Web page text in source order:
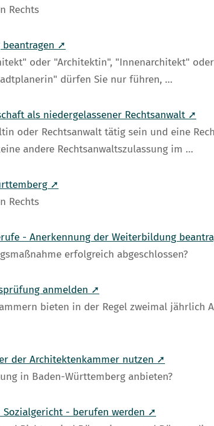
Rechts
➚
oder "Architektin", "Innenarchitekt"
dürfen Sie nur führen, …
als niedergelassener Rechtsanwalt ➚
oder Rechtsanwalt tätig sein und eine
andere Rechtsanwaltszulassung im …
➚
Rechts
- Anerkennung der Weiterbildung
erfolgreich abgeschlossen?
anmelden ➚
bieten in der Regel zweimal jährlich
der Architektenkammer nutzen ➚
in Baden-Württemberg anbieten?
- berufen werden ➚